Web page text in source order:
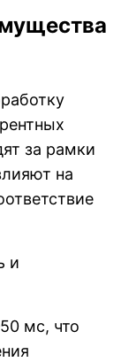
за рамки
на
и
мс, что